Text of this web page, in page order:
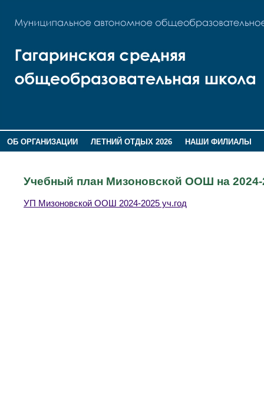
ОБ ОРГАНИЗАЦИИ ЛЕТНИЙ ОТДЫХ 2026
НАШИ ФИЛИАЛЫ
Учебный план Мизоновской ООШ на 2024-
УП Мизоновской ООШ 2024-2025 уч.год